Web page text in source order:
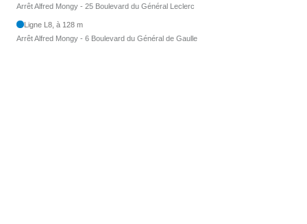
Arrêt Alfred Mongy - 25 Boulevard du Général Leclerc
Ligne L8, à 128 m
Arrêt Alfred Mongy - 6 Boulevard du Général de Gaulle